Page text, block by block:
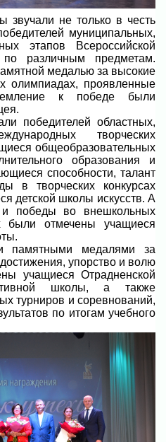
звучали не только в честь
муниципальных,
этапов Всероссийской
различным предметам.
медалью за высокие
олимпиадах, проявленные
к победе были
победителей областных,
творческих
общеобразовательных
образования и
способности, талант
в творческих конкурсах
детской школы искусств. А
победы во внешкольных
были отмечены учащиеся
памятными медалями за
упорство и волю
учащиеся Отрадненской
школы, а также
турниров и соревнований,
по итогам учебного